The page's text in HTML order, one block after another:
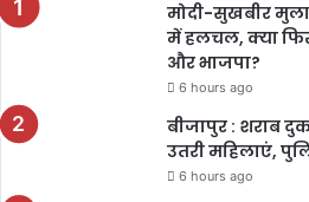
मोदी-सुखबीर
में हलचल, क्या
और भाजपा?
6 hours ago
बीजापुर : शराब
उतरी महिलाएं,
6 hours ago